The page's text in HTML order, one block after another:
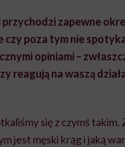
przychodzi zapewne
czy poza tym nie
opiniami –
reagują na waszą
się z czymś takim.
jest męski krąg i jaką